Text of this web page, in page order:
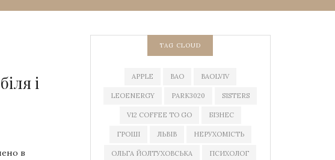
і
в
TAG CLOUD
APPLE BAO BAOLVIV
LEOENERGY PARK3020 SISTERS
V12 COFFEE TO GO БІЗНЕС
ГРОШІ ЛЬВІВ НЕРУХОМІСТЬ
ОЛЬГА ЙОЛТУХОВСЬКА ПСИХОЛОГ